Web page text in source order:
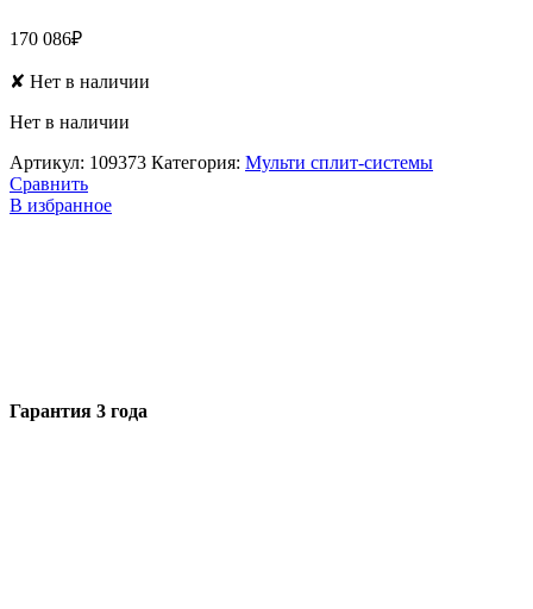
170 086₽
✘ Нет в наличии
Нет в наличии
Артикул: 109373 Категория: Мульти сплит-системы
Сравнить
В избранное
Гарантия 3 года